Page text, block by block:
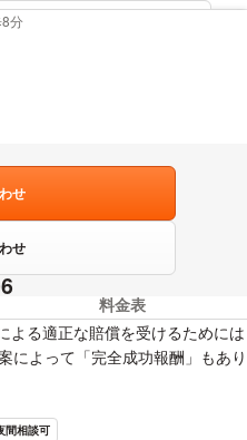
細情報を見る
分
せ
せ
料金表
よる適正な賠償を受けるためには
によって「完全成功報酬」もあり
間相談可